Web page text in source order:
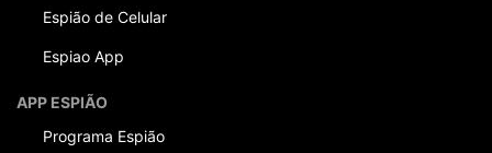
Espião de Celular
Espiao App
APP ESPIÃO
Programa Espião